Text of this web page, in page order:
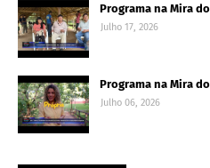
Programa na Mira
Julho 17, 2026
Programa na Mira
Julho 06, 2026